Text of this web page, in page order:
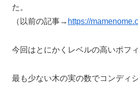
た。
（以前の記事→ https://
今回はとにかくレベルの高いポフ
最も少ない木の実の数でコンディ